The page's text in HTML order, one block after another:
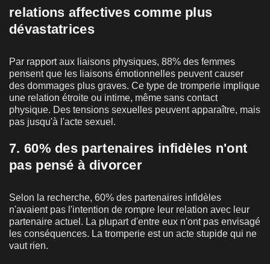
relations affectives comme plus
dévastatrices
Par rapport aux liaisons physiques, 88% des femmes
pensent que les liaisons émotionnelles peuvent causer
des dommages plus graves. Ce type de tromperie implique
une relation étroite ou intime, même sans contact
physique. Des tensions sexuelles peuvent apparaître, mais
pas jusqu'à l'acte sexuel.
7. 60% des partenaires infidèles n'ont
pas pensé à divorcer
Selon la recherche, 60% des partenaires infidèles
n'avaient pas l'intention de rompre leur relation avec leur
partenaire actuel. La plupart d'entre eux n'ont pas envisagé
les conséquences. La tromperie est un acte stupide qui ne
vaut rien.